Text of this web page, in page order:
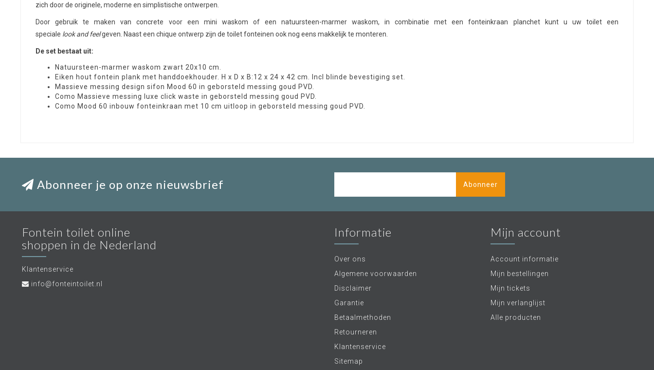
zich door de originele, moderne en simplistische ontwerpen.
Door gebruik te maken van concrete voor een mini waskom of een natuursteen-marmer waskom, in combinatie met een fonteinkraan planchet kunt u uw toilet een
speciale lookandfeelgeven. Naast een chique ontwerp zijn de toilet fonteinen ook nog eens makkelijk te monteren.
De set bestaat uit:
Natuursteen-marmer waskom zwart 20x10 cm.
Eiken hout fontein plank met handdoekhouder. H x D x B:12 x 24 x 42 cm. Incl blinde bevestiging set.
Massieve messing design sifon Mood 60 in geborsteld messing goud PVD.
Como Massieve messing luxe click waste in geborsteld messing goud PVD.
Como Mood 60 inbouw fonteinkraan met 10 cm uitloop in geborsteld messing goud PVD.
Abonneer je op onze nieuwsbrief Abonneer
Fontein toilet online
shoppen in de Nederland
Klantenservice
info@fonteintoilet.nl
Informatie
Over ons
Algemene voorwaarden
Disclaimer
Garantie
Betaalmethoden
Retourneren
Klantenservice
Sitemap
Mijn account
Account informatie
Mijn bestellingen
Mijn tickets
Mijn verlanglijst
Alle producten